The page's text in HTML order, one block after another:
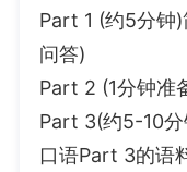
Part 1 (约5分钟
问答)
Part 2 (1分钟准
Part 3(约5-10
口语Part 3的语